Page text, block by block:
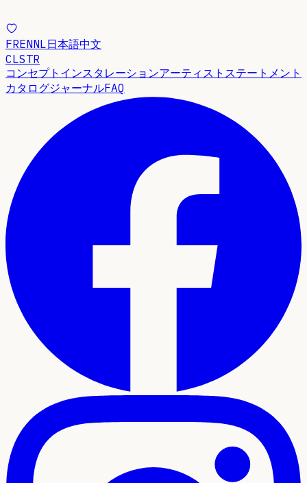
FRENNL日本語中文
CLSTR
コンセプト インスタレーションアーティストステートメント
カタログジャーナルFAQ